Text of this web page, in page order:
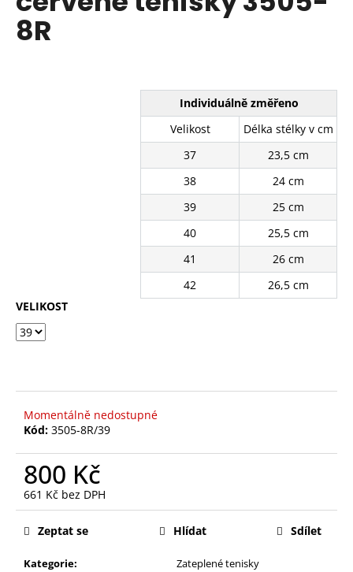
z
5
hvězdiček.
8R
Individuálně změřeno
Velikost
Délka stélky v cm
37
23,5 cm
38
24 cm
39
25 cm
40
25,5 cm
41
26 cm
42
26,5 cm
VELIKOST
Momentálně nedostupné
Kód: 3505-8R/39
800 Kč
661 Kč bez DPH
Měrná
Kategorie:
Zateplené tenisky
Zeptat se Hlídat Sdílet
u
j